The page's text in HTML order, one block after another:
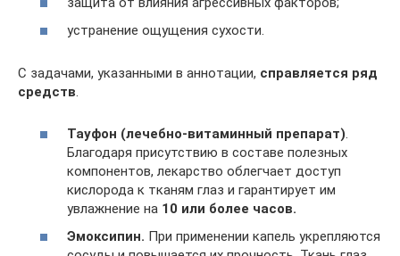
устранение ощущения сухости.
С задачами, указанными в аннотации, справляется ряд
средств.
Тауфон (лечебно-витаминный препарат)
Благодаря присутствию в составе полезных
компонентов, лекарство облегчает доступ
кислорода к тканям глаз и гарантирует им
увлажнение на 10 или более часов.
Эмоксипин. При применении капель укрепляются